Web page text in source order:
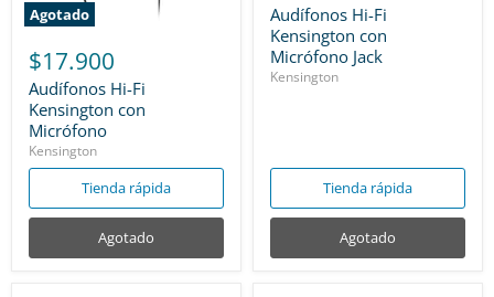
Agotado
$17.900
Audífonos Hi-Fi
Kensington con
Micrófono
Kensington
Tienda rápida
Agotado
actual
Audífonos Hi-Fi
Kensington con
Micrófono Jack
Kensington
Tienda rápida
Agotado